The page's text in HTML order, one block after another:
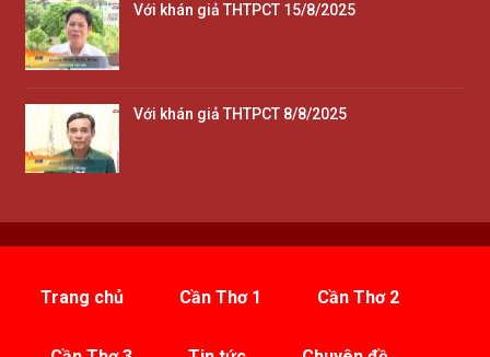
Với khán giả THTPCT 15/8/2025
Với khán giả THTPCT 8/8/2025
Trang chủ Cần Thơ 1 Cần Thơ 2